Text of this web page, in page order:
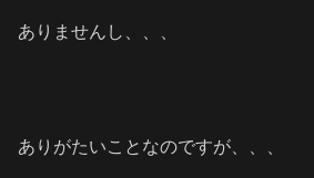
ありませんし、、、
ありがたいことなのですが、、、